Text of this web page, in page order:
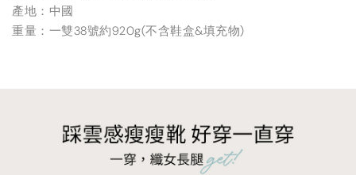
產地：中國
重量：一雙38號約920g(不含鞋盒&填充物)